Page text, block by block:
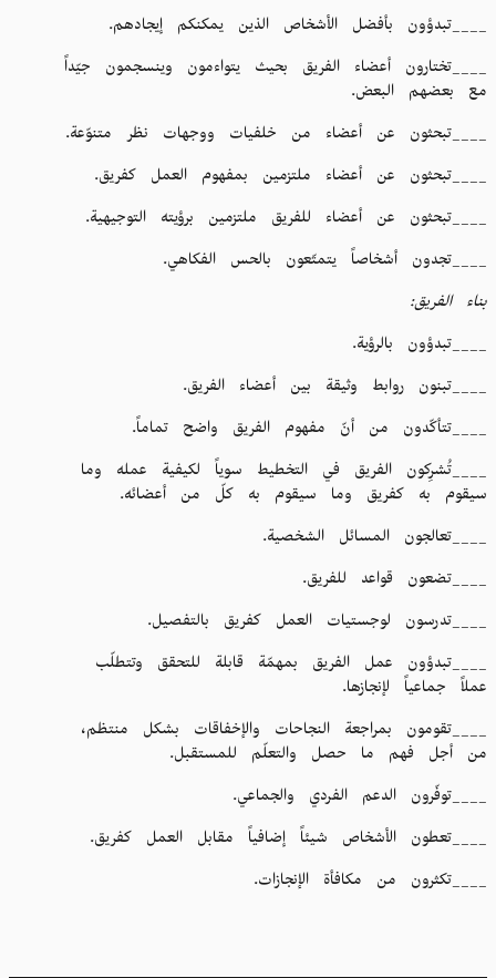
____تبدؤون بأفضل الأشخاص الذين يمكنكم إيجادهم.
____تختارون أعضاء الفريق بحيث يتواءمون وينسجمون جيّداً
مع بعضهم البعض.
____تبحثون عن أعضاء من خلفيات ووجهات نظر متنوّعة.
____تبحثون عن أعضاء ملتزمين بمفهوم العمل كفريق.
____تبحثون عن أعضاء للفريق ملتزمين برؤيته التوجيهية.
____تجدون أشخاصاً يتمتّعون بالحس الفكاهي.
بناء الفريق:
____تبدؤون بالرؤية.
____تبنون روابط وثيقة بين أعضاء الفريق.
____تتأكّدون من أنّ مفهوم الفريق واضح تماماً.
____تُشرِكون الفريق في التخطيط سوياً لكيفية عمله وما
سيقوم به كفريق وما سيقوم به كلّ من أعضائه.
____تعالجون المسائل الشخصية.
____تضعون قواعد للفريق.
____تدرسون لوجستيات العمل كفريق بالتفصيل.
____تبدؤون عمل الفريق بمهمّة قابلة للتحقق وتتطلّب
عملاً جماعياً لإنجازها.
____تقومون بمراجعة النجاحات والإخفاقات بشكل منتظم،
من أجل فهم ما حصل والتعلّم للمستقبل.
____توفّرون الدعم الفردي والجماعي.
____تعطون الأشخاص شيئاً إضافياً مقابل العمل كفريق.
____تكثرون من مكافأة الإنجازات.